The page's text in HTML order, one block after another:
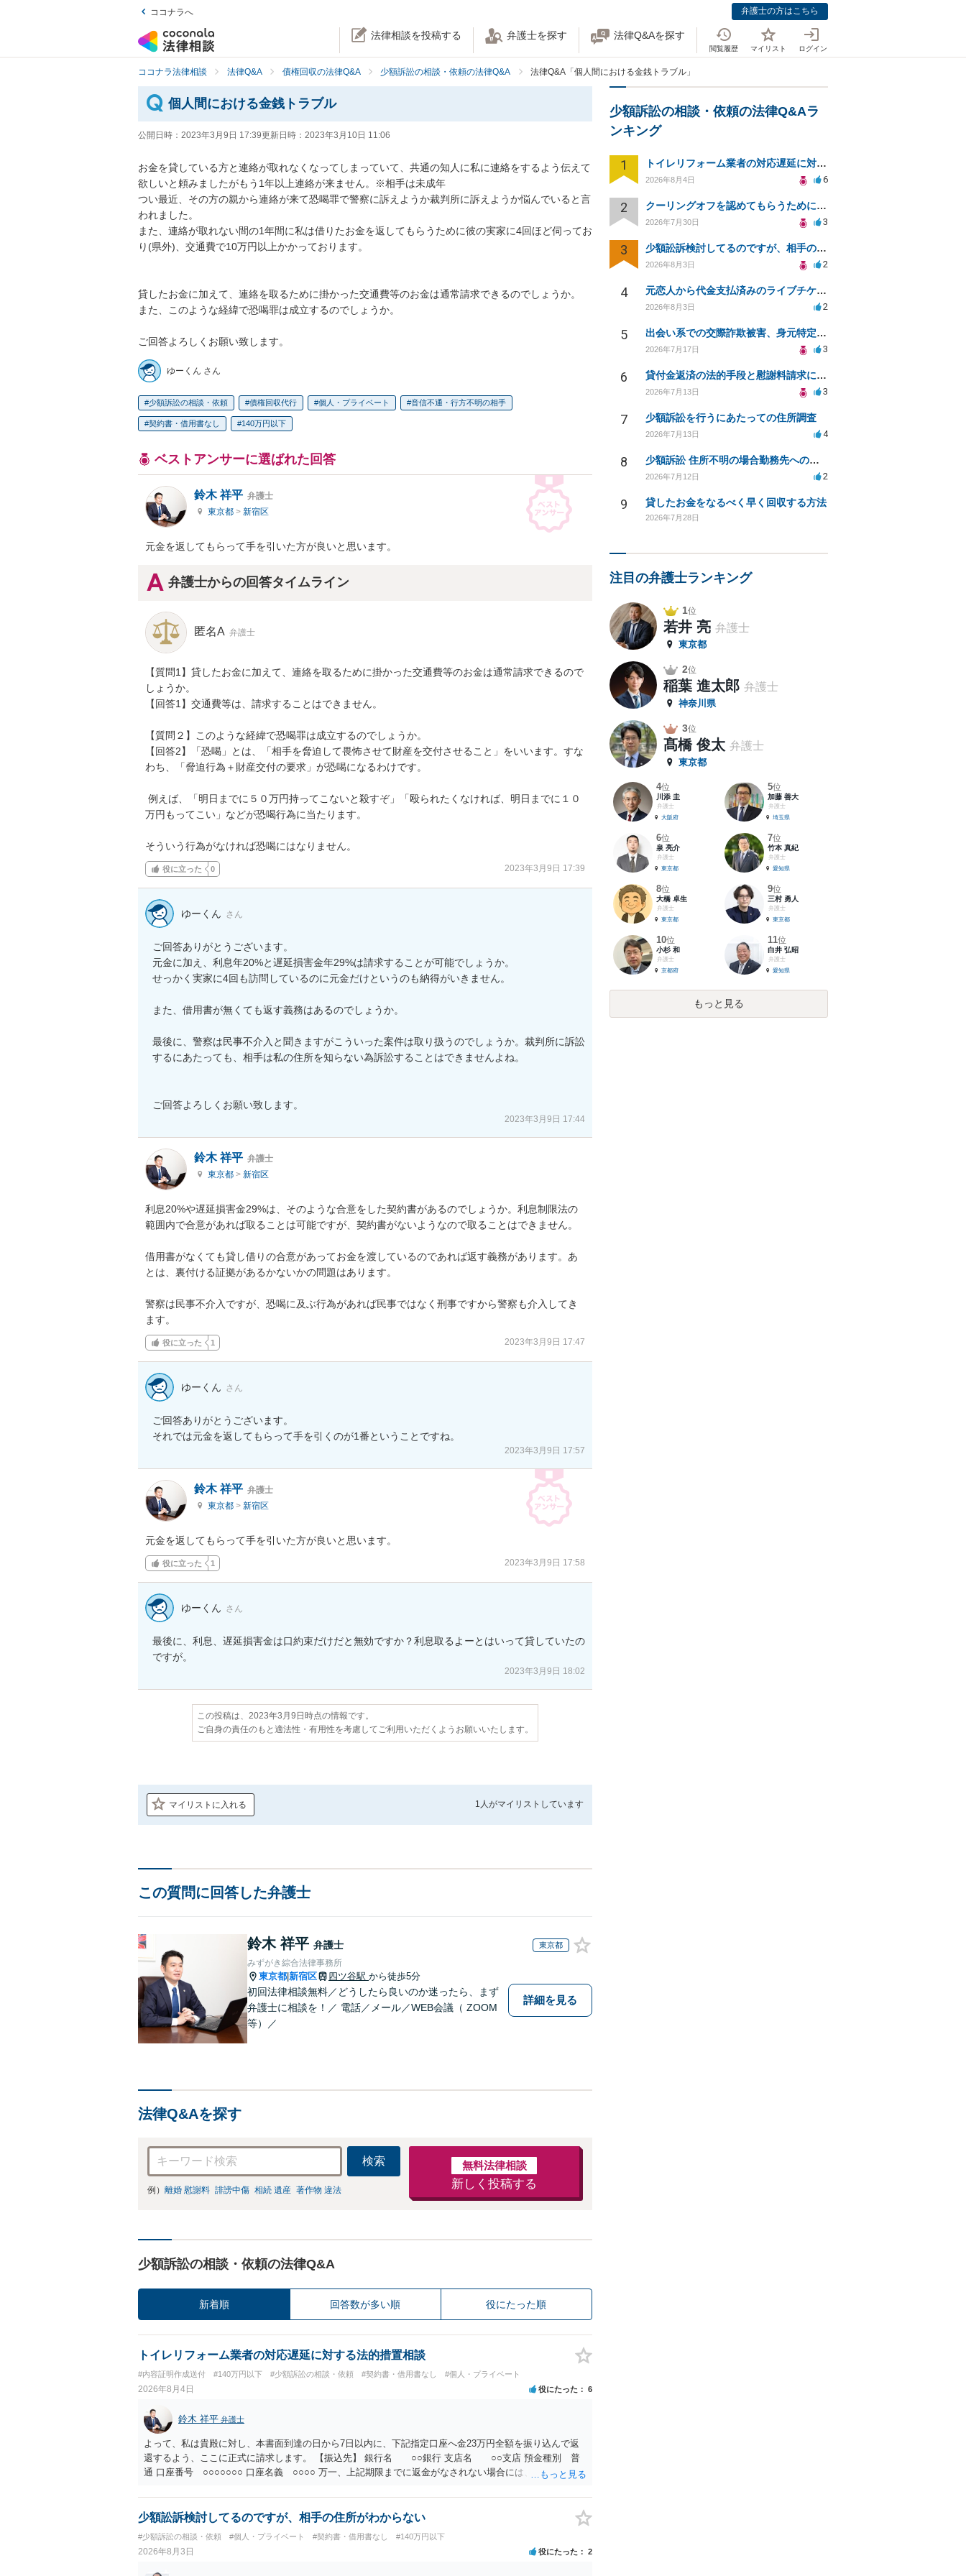
ココナラへ 弁護士の方はこちら
法律相談を投稿する 弁護士を探す 法律Q&Aを探す
閲覧履歴 マイリスト ログイン
ココナラ法律相談 法律Q&A 債権回収の法律Q&A 少額訴訟の相談・依頼の法律Q&A 法律Q&A「個人間における金銭トラブル」
個人間における金銭トラブル
公開日時： 2023年3月9日 17:39更新日時： 2023年3月10日 11:06
お金を貸している方と連絡が取れなくなってしまっていて、共通の知人に私に連絡をするよう伝えて
欲しいと頼みましたがもう1年以上連絡が来ません。※相手は未成年
つい最近、その方の親から連絡が来て恐喝罪で警察に訴えようか裁判所に訴えようか悩んでいると言
われました。
また、連絡が取れない間の1年間に私は借りたお金を返してもらうために彼の実家に4回ほど伺ってお
り(県外)、交通費で10万円以上かかっております。
貸したお金に加えて、連絡を取るために掛かった交通費等のお金は通常請求できるのでしょうか。
また、このような経緯で恐喝罪は成立するのでしょうか。
ご回答よろしくお願い致します。
ゆーくん さん
少額訴訟の相談・依頼 債権回収代行 個人・プライベート 音信不通・行方不明の相手
契約書・借用書なし 140万円以下
ベストアンサーに選ばれた回答
鈴木 祥平 弁護士
東京都 > 新宿区
元金を返してもらって手を引いた方が良いと思います。
弁護士からの回答タイムライン
匿名A 弁護士
【質問1】貸したお金に加えて、連絡を取るために掛かった交通費等のお金は通常請求できるので
しょうか。
【回答1】交通費等は、請求することはできません。
【質問２】このような経緯で恐喝罪は成立するのでしょうか。
【回答2】「恐喝」とは、「相手を脅迫して畏怖させて財産を交付させること」をいいます。すな
わち、「脅迫行為＋財産交付の要求」が恐喝になるわけです。
万円もってこい」などが恐喝行為に当たります。
そういう行為がなければ恐喝にはなりません。
役に立った 0 2023年3月9日 17:39
ゆーくん さん
ご回答ありがとうございます。
元金に加え、利息年20%と遅延損害金年29%は請求することが可能でしょうか。
せっかく実家に4回も訪問しているのに元金だけというのも納得がいきません。
また、借用書が無くても返す義務はあるのでしょうか。
最後に、警察は民事不介入と聞きますがこういった案件は取り扱うのでしょうか。裁判所に訴訟
するにあたっても、相手は私の住所を知らない為訴訟することはできませんよね。
ご回答よろしくお願い致します。
2023年3月9日 17:44
鈴木 祥平 弁護士
東京都 > 新宿区
利息20%や遅延損害金29%は、そのような合意をした契約書があるのでしょうか。利息制限法の
範囲内で合意があれば取ることは可能ですが、契約書がないようなので取ることはできません。
借用書がなくても貸し借りの合意があってお金を渡しているのであれば返す義務があります。あ
とは、裏付ける証拠があるかないかの問題はあります。
警察は民事不介入ですが、恐喝に及ぶ行為があれば民事ではなく刑事ですから警察も介入してき
ます。
役に立った 1 2023年3月9日 17:47
ゆーくん さん
ご回答ありがとうございます。
それでは元金を返してもらって手を引くのが1番ということですね。
2023年3月9日 17:57
鈴木 祥平 弁護士
東京都 > 新宿区
元金を返してもらって手を引いた方が良いと思います。
役に立った 1 2023年3月9日 17:58
ゆーくん さん
最後に、利息、遅延損害金は口約束だけだと無効ですか？利息取るよーとはいって貸していたの
ですが。
2023年3月9日 18:02
この投稿は、2023年3月9日時点の情報です。
ご自身の責任のもと適法性・有用性を考慮してご利用いただくようお願いいたします。
マイリストに入れる 1人がマイリストしています
この質問に回答した弁護士
鈴木 祥平 弁護士 東京都
みずがき綜合法律事務所
東京都 新宿区 四ツ谷駅 から徒歩5分
初回法律相談無料／どうしたら良いのか迷ったら、まず
弁護士に相談を！／ 電話／メール／WEB会議（ ZOOM
等）／
詳細を見る
法律Q&Aを探す
検索
例） 離婚 慰謝料 誹謗中傷 相続 遺産 著作物 違法
無料法律相談
新しく投稿する
少額訴訟の相談・依頼の法律Q&A
新着順 回答数が多い順 役にたった順
トイレリフォーム業者の対応遅延に対する法的措置相談
#内容証明作成送付 #140万円以下 #少額訴訟の相談・依頼 #契約書・借用書なし #個人・プライベート
2026年8月4日 役にたった 6
鈴木 祥平 弁護士
よって、私は貴殿に対し、本書面到達の日から7日以内に、下記指定口座へ金23万円全額を振り込んで返
還するよう、ここに正式に請求します。 【振込先】 銀行名 ○○銀行 支店名 ○○支店 預金種別 普
通 口座番号 ○○○○○○○ 口座名義 ○○○○ 万一、上記期限までに返金がなされない場合には、貴殿には任
を求める民事訴訟、支払督促その他必要な法的手続を直ちに講じます。 その際には、訴訟に要する費用そ
の他法令上認められる金員についても併せて請求する予定ですので、あらかじめ申し添えます。 本件は、
との取引関係や返金時期などの内部事情は、私に対する返還義務の発生や履行時期には何ら影響を及ぼす
ものではありません。 これ以上、本件の解決を不必要に遅延させることなく、誠意をもって速やかに返金
手続を履行されるよう、強く求めます。 以上
少額訟訴検討してるのですが、相手の住所がわからない
#少額訴訟の相談・依頼 #個人・プライベート #契約書・借用書なし #140万円以下
2026年8月3日 役にたった 2
少額訴訟の相談・依頼の法律Q&Aラ
ンキング
1 トイレリフォーム業者の対応遅延に対する法的措置相談
2026年8月4日 6
2 クーリングオフを認めてもらうために少額訴訟できるのでしょうか。
2026年7月30日 3
3 少額訟訴検討してるのですが、相手の住所がわからない
2026年8月3日 2
4 元恋人から代金支払済みのライブチケットを回収したい。
2026年8月3日 2
5 出会い系での交際詐欺被害、身元特定と返金請求の方法は？
2026年7月17日 3
6 貸付金返済の法的手段と慰謝料請求について
2026年7月13日 3
7 少額訴訟を行うにあたっての住所調査
2026年7月13日 4
8 少額訴訟 住所不明の場合勤務先への書類送達は可能？
2026年7月12日 2
9 貸したお金をなるべく早く回収する方法
2026年7月28日
注目の弁護士ランキング
1位
若井 亮 弁護士
東京都
2位
稲葉 進太郎 弁護士
神奈川県
3位
髙橋 俊太 弁護士
東京都
4位
川添 圭
弁護士
大阪府
5位
加藤 善大
弁護士
埼玉県
6位
泉 亮介
弁護士
東京都
7位
竹本 真紀
弁護士
愛知県
8位
大橋 卓生
弁護士
東京都
9位
三村 勇人
弁護士
東京都
10位
小杉 和
弁護士
京都府
11位
白井 弘昭
弁護士
愛知県
もっと見る